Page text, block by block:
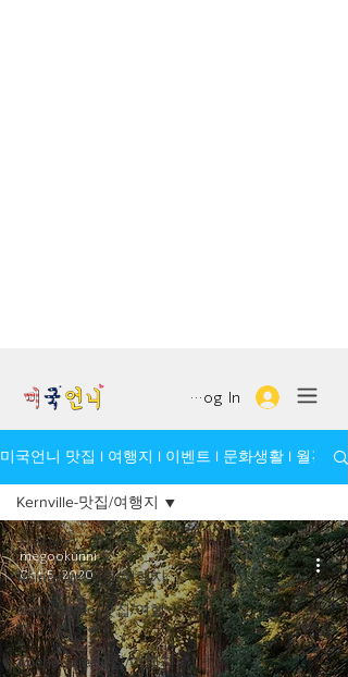
Log In
미국언니 맛집 l 여행지 l 이벤트 l 문화생활 l 월간 모
전체보기
Abingdon-맛집/여행지
alamogordo-맛집/여행
지
Anchorage-맛집/여행지
Kernville-맛집/여행지
megookunni
Oct 5, 2020